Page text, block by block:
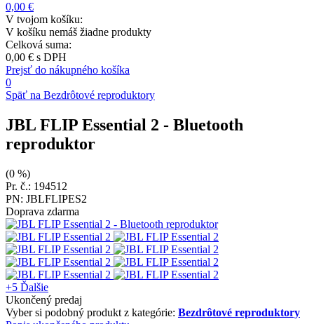
0,00 €
V tvojom košíku:
V košíku nemáš žiadne produkty
Celková suma:
0,00 € s DPH
Prejsť do nákupného košíka
0
Späť na Bezdrôtové reproduktory
JBL FLIP Essential 2 - Bluetooth
reproduktor
(0 %)
Pr. č.: 194512
PN: JBLFLIPES2
Doprava zdarma
+5 Ďalšie
Ukončený predaj
Vyber si podobný produkt z kategórie: Bezdrôtové reproduktory